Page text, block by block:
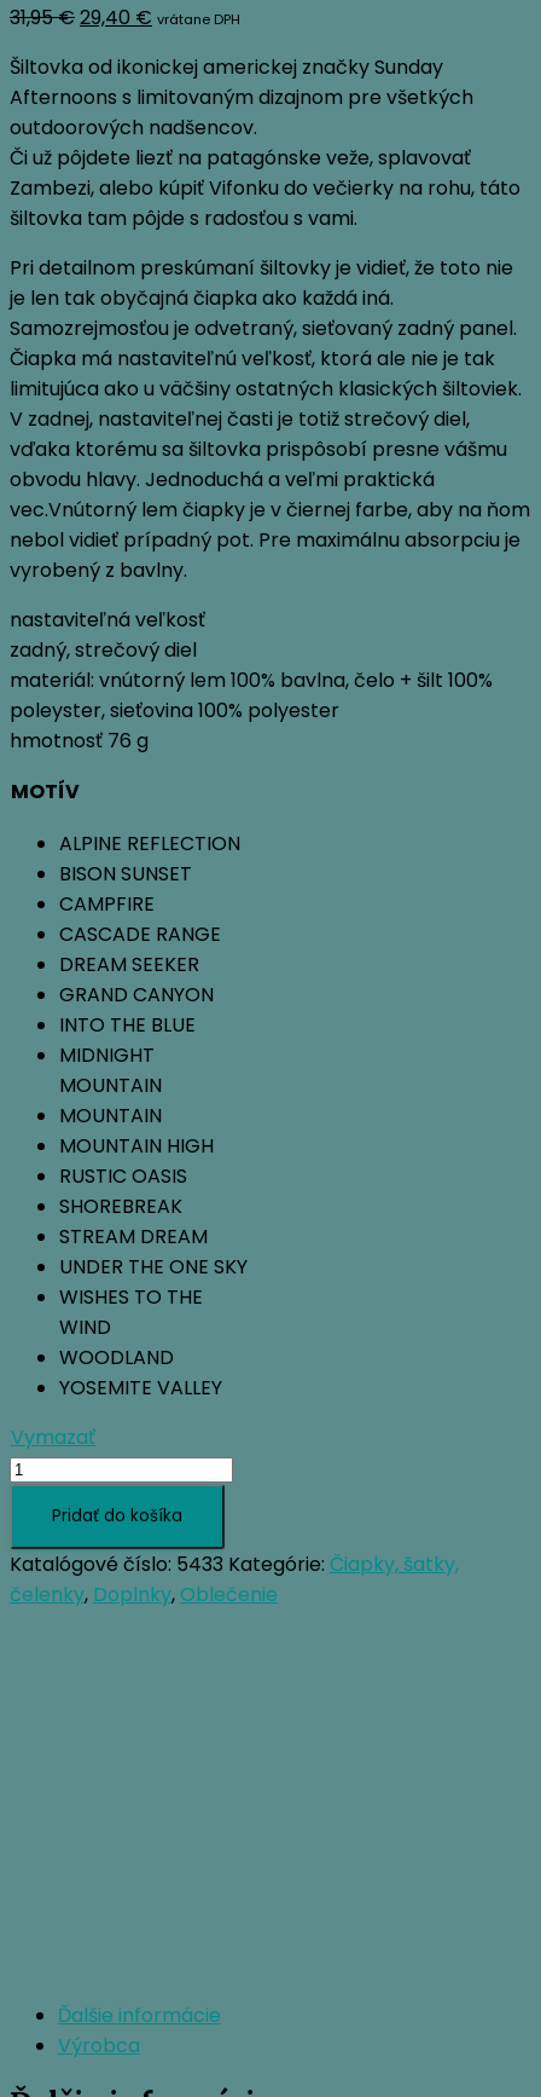
31,95€Pôvodná
bola:
31,95 €.
29,40 € Aktuálna
je:
29,40 €.
vrátane DPH
Šiltovka od ikonickej americkej značky Sunday
Afternoons s limitovaným dizajnom pre všetkých
outdoorových nadšencov.
Či už pôjdete liezť na patagónske veže, splavovať
Zambezi, alebo kúpiť Vifonku do večierky na rohu, táto
šiltovka tam pôjde s radosťou s vami.
Pri detailnom preskúmaní šiltovky je vidieť, že toto nie
je len tak obyčajná čiapka ako každá iná.
Samozrejmosťou je odvetraný, sieťovaný zadný panel.
Čiapka má nastaviteľnú veľkosť, ktorá ale nie je tak
limitujúca ako u väčšiny ostatných klasických šiltoviek.
V zadnej, nastaviteľnej časti je totiž strečový diel,
vďaka ktorému sa šiltovka prispôsobí presne vášmu
obvodu hlavy. Jednoduchá a veľmi praktická
vec.Vnútorný lem čiapky je v čiernej farbe, aby na ňom
nebol vidieť prípadný pot. Pre maximálnu absorpciu je
vyrobený z bavlny.
nastaviteľná veľkosť
zadný, strečový diel
materiál: vnútorný lem 100% bavlna, čelo + šilt 100%
poleyster, sieťovina 100% polyester
hmotnosť 76 g
MOTÍV
ALPINE REFLECTION
BISON SUNSET
CAMPFIRE
CASCADE RANGE
DREAM SEEKER
GRAND CANYON
INTO THE BLUE
MIDNIGHT
MOUNTAIN
MOUNTAIN
MOUNTAIN HIGH
RUSTIC OASIS
SHOREBREAK
STREAM DREAM
UNDER THE ONE SKY
WISHES TO THE
WIND
WOODLAND
YOSEMITE VALLEY
Vymazať
množstvo
AFTERNOONS
ARTIST
SERIES
Pridať do košíka
Katalógové číslo: 5433 Kategórie: Čiapky, šatky,
čelenky, Doplnky,Oblečenie
Ďalšie informácie
Výrobca